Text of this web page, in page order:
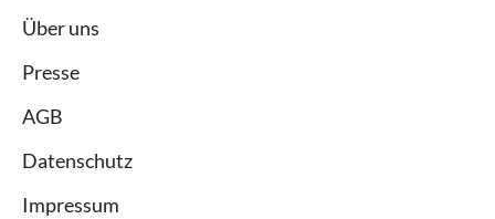
Über uns
Presse
AGB
Datenschutz
Impressum